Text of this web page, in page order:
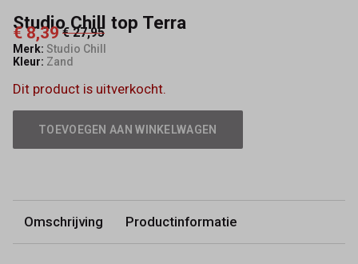
Studio Chill top Terra
€ 8,39 € 27,95
Merk: Studio Chill
Kleur: Zand
Dit product is uitverkocht.
TOEVOEGEN AAN WINKELWAGEN
Omschrijving Productinformatie